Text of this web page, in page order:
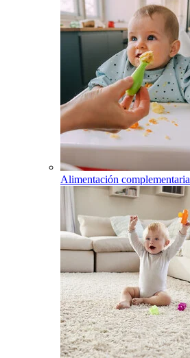
Alimentación complementaria